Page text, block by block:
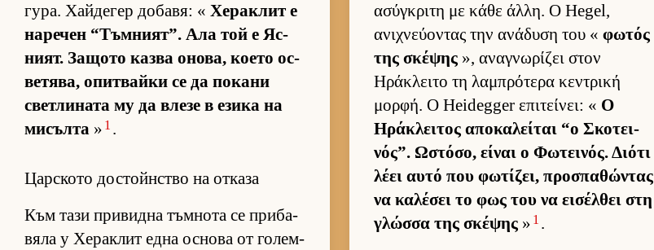
гу­ра. Хай­де­гер до­ба­вя: « Хе­рак­лит е
на­ре­чен “Тъм­ни­ят”. Ала той е Яс­
ни­ят. За­щото казва оно­ва, ко­ето ос­
ве­тя­ва, опит­вайки се да по­кани
свет­ли­ната му да влезе в езика на
ми­сълта » 1 .
Царското достойнство на отказа
Към тази при­видна тъм­нота се при­ба­
вяла у Хе­рак­лит една ос­нова от го­лем­
ασύγκριτη με κάθε άλ­λη. Ο Hegel,
ανιχνεύ­οντας την ανάδυση του «φωτός
της σκέψης », αναγνωρίζει στον
Ηράκλειτο τη λαμπρότερα κεντρική
μορ­φή. Ο Heidegger επιτεί­νει: « Ο
Ηράκλει­τος αποκαλεί­ται “ο Σκοτει­
νός”. Ωστόσο, εί­ναι ο Φωτει­νός. Διότι
λέει αυτό που φωτίζει, προσπαθώντας
να καλέσει το φως του να ει­σέλ­θει στη
γλώσσα της σκέψης » 1 .